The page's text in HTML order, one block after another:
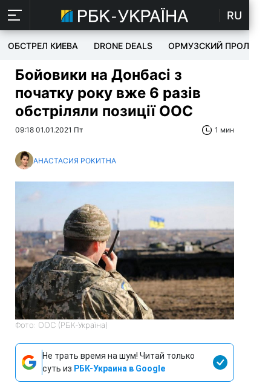
RU
ОБСТРЕЛ КИЕВА DRONE DEALS ОРМУЗСКИЙ ПРОЛИВ
Бойовики на Донбасі з
початку року вже 6 разів
обстріляли позиції ООС
09:18 01.01.2021 Пт 1 мин
АНАСТАСИЯ РОКИТНА
Фото: ООС (РБК-Україна)
Не трать время на шум! Читай только
суть из РБК-Украина в Google